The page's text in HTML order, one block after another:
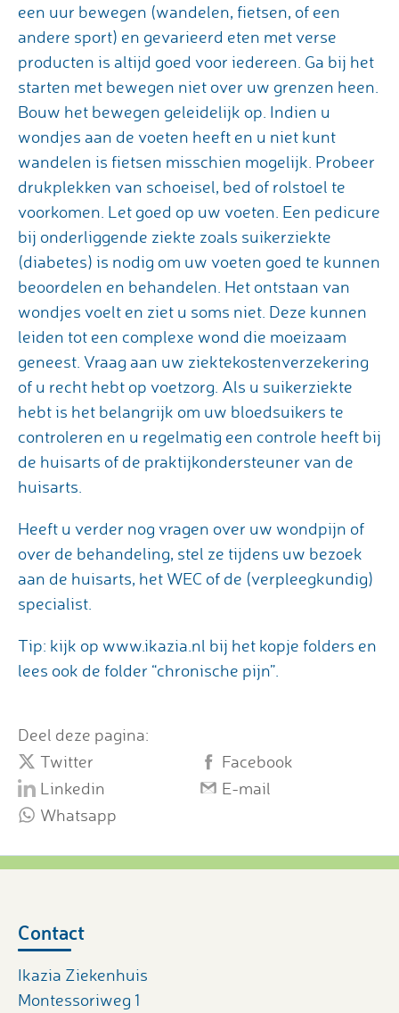
een uur bewegen (wandelen, fietsen, of een
andere sport) en gevarieerd eten met verse
producten is altijd goed voor iedereen. Ga bij het
starten met bewegen niet over uw grenzen heen.
Bouw het bewegen geleidelijk op. Indien u
wondjes aan de voeten heeft en u niet kunt
wandelen is fietsen misschien mogelijk. Probeer
drukplekken van schoeisel, bed of rolstoel te
voorkomen. Let goed op uw voeten. Een pedicure
bij onderliggende ziekte zoals suikerziekte
(diabetes) is nodig om uw voeten goed te kunnen
beoordelen en behandelen. Het ontstaan van
wondjes voelt en ziet u soms niet. Deze kunnen
leiden tot een complexe wond die moeizaam
geneest. Vraag aan uw ziektekostenverzekering
of u recht hebt op voetzorg. Als u suikerziekte
hebt is het belangrijk om uw bloedsuikers te
controleren en u regelmatig een controle heeft bij
de huisarts of de praktijkondersteuner van de
huisarts.
Heeft u verder nog vragen over uw wondpijn of
over de behandeling, stel ze tijdens uw bezoek
aan de huisarts, het WEC of de (verpleegkundig)
specialist.
Tip: kijk op www.ikazia.nl bij het kopje folders en
lees ook de folder “chronische pijn”.
Deel deze pagina:
Twitter
Facebook
Linkedin
E-mail
Whatsapp
Contact
Ikazia Ziekenhuis
Montessoriweg 1